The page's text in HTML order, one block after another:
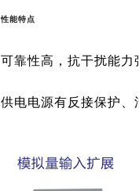
性能特点
可靠性高，抗干扰能力
供电电源有反接保护、